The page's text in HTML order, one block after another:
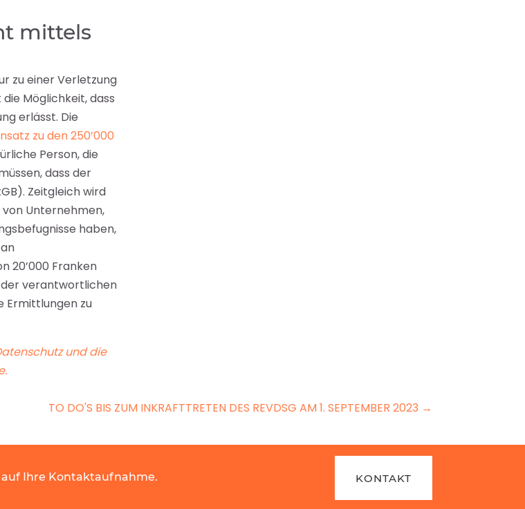
mittels
zu einer Verletzung
Möglichkeit, dass
erlässt. Die
zu den 250’000
Person, die
dass der
Zeitgleich wird
Unternehmen,
haben,
20’000 Franken
verantwortlichen
Ermittlungen zu
und die
TO DO'S BIS ZUM INKRAFTTRETEN DES REVDSG AM 1. SEPTEMBER 2023 →
auf Ihre Kontaktaufnahme. KONTAKT